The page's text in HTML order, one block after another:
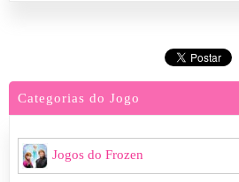
Categorias do Jogo
Jogos do Frozen